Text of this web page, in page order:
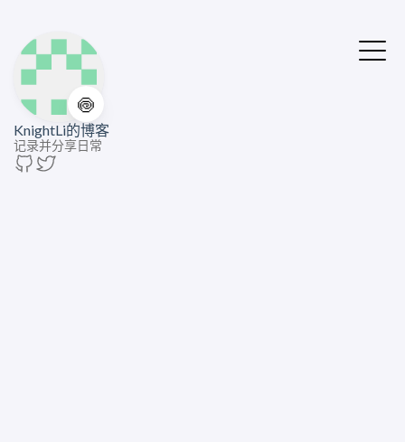
🍥
KnightLi的博客
记录并分享日常